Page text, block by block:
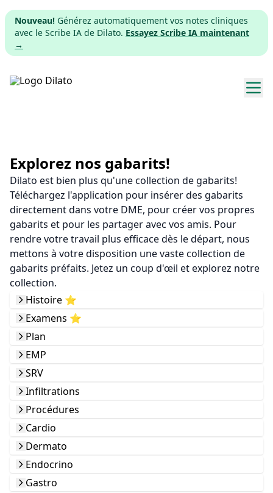
Nouveau! Générez automatiquement vos notes cliniques
avec le Scribe IA de Dilato. Essayez Scribe IA maintenant
→
Tarifs
Télécharger
App web
S'inscrire
Explorez nos gabarits!
Dilato est bien plus qu'une collection de gabarits!
Téléchargez l'application pour insérer des gabarits
directement dans votre DME, pour créer vos propres
gabarits et pour les partager avec vos amis. Pour
rendre votre travail plus efficace dès le départ, nous
mettons à votre disposition une vaste collection de
gabarits préfaits. Jetez un coup d'œil et explorez notre
collection.
Histoire ⭐️
Examens ⭐️
Plan
EMP
SRV
Infiltrations
Procédures
Cardio
Dermato
Endocrino
Gastro